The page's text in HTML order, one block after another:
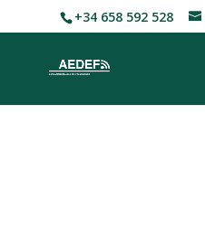
+34 658 592 528